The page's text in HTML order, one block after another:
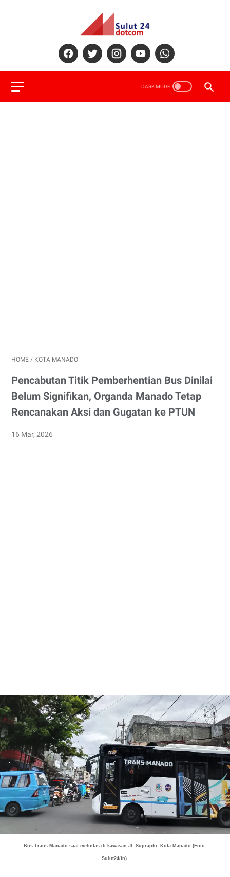
HOME / KOTA MANADO
Pencabutan Titik Pemberhentian Bus Dinilai
Belum Signifikan, Organda Manado Tetap
Rencanakan Aksi dan Gugatan ke PTUN
16 Mar, 2026
Bus Trans Manado saat melintas di kawasan Jl. Suprapto, Kota Manado (Foto:
Sulut24/fn)